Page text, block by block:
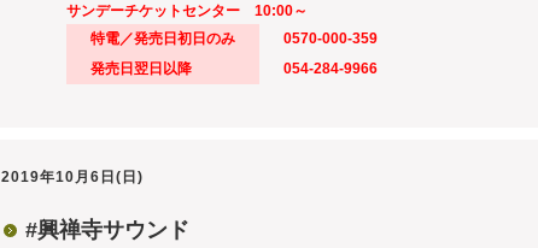
サンデーチケットセンター 10:00～
特電／発売日初日のみ
0570-000-359
発売日翌日以降
054-284-9966
2019年10月6日(日)
#興禅寺サウンド